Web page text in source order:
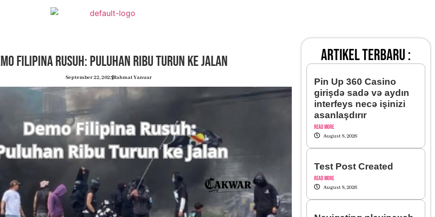
Filipina Rusuh: Puluhan Ribu Turun ke Jalan
September 22, 2025Rahmat Yanuar
artikel terbaru :
Pin Up 360 Casino
girişdə sadə və aydın
interfeys necə işinizi
asanlaşdırır
Read More
August 8, 2026
Test Post Created
Read More
August 8, 2026